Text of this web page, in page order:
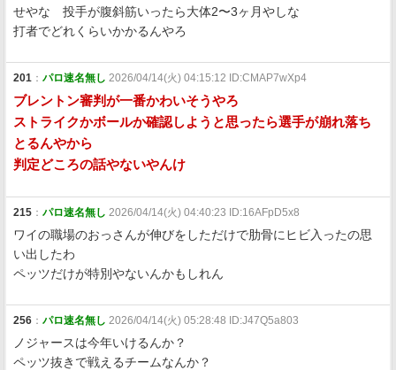
せやな 投手が腹斜筋いったら大体2〜3ヶ月やしな
打者でどれくらいかかるんやろ
201 ： パロ速名無し 2026/04/14(火) 04:15:12 ID:CMAP7wXp4
ブレントン審判が一番かわいそうやろ
ストライクかボールか確認しようと思ったら選手が崩れ落ち
とるんやから
判定どころの話やないやんけ
215 ： パロ速名無し 2026/04/14(火) 04:40:23 ID:16AFpD5x8
ワイの職場のおっさんが伸びをしただけで肋骨にヒビ入ったの思
い出したわ
ペッツだけが特別やないんかもしれん
256 ： パロ速名無し 2026/04/14(火) 05:28:48 ID:J47Q5a803
ノジャースは今年いけるんか？
ペッツ抜きで戦えるチームなんか？